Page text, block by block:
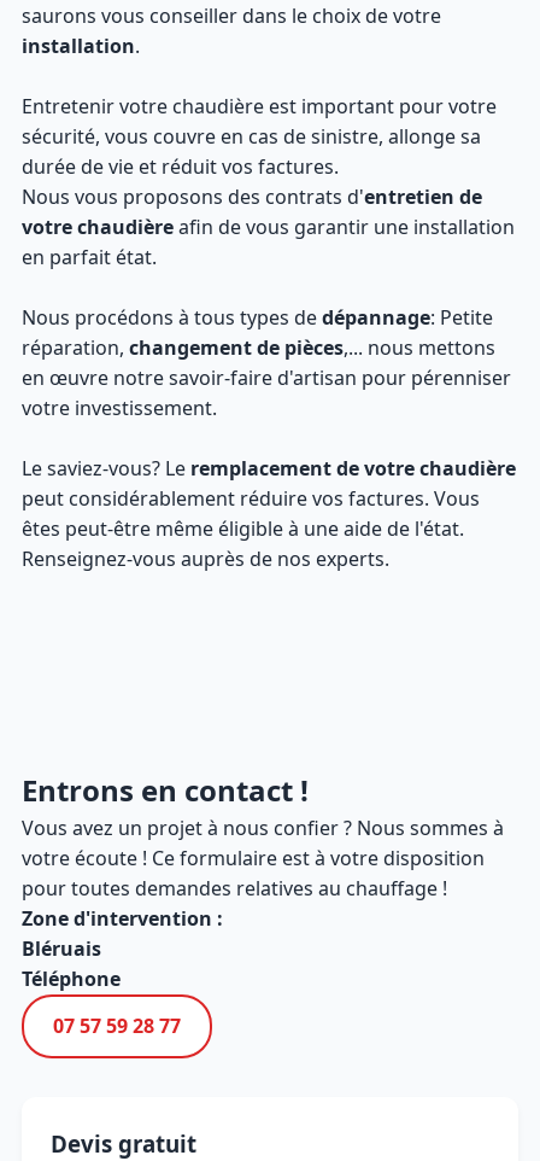
saurons vous conseiller dans le choix de votre
installation.
Entretenir votre chaudière est important pour votre
sécurité, vous couvre en cas de sinistre, allonge sa
durée de vie et réduit vos factures.
Nous vous proposons des contrats d'entretien de
votre chaudièreafin de vous garantir une installation
en parfait état.
Nous procédons à tous types dedépannage: Petite
réparation, changement de pièces,... nous mettons
en œuvre notre savoir-faire d'artisan pour pérenniser
votre investissement.
Le saviez-vous? Le remplacement de votre chaudière
peut considérablement réduire vos factures. Vous
êtes peut-être même éligible à une aide de l'état.
Renseignez-vous auprès de nos experts.
Entrons en contact !
Vous avez un projet à nous confier ? Nous sommes à
votre écoute ! Ce formulaire est à votre disposition
pour toutes demandes relatives au chauffage !
Zone d'intervention :
Bléruais
Téléphone
07 57 59 28 77
Devis gratuit